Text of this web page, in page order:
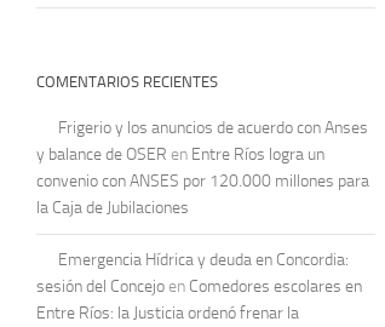
COMENTARIOS RECIENTES
Frigerio y los anuncios de acuerdo con Anses
y balance de OSER en Entre Ríos logra un
convenio con ANSES por 120.000 millones para
la Caja de Jubilaciones
Emergencia Hídrica y deuda en Concordia:
sesión del Concejo en Comedores escolares en
Entre Ríos: la Justicia ordenó frenar la